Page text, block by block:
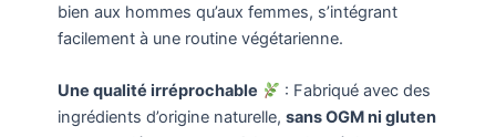
bien aux hommes qu’aux femmes, s’intégrant
facilement à une routine végétarienne.
Une qualité irréprochable
: Fabriqué avec des
ingrédients d’origine naturelle, sans OGM ni gluten